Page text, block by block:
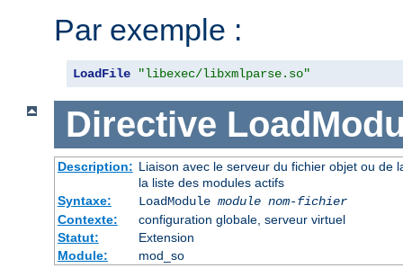
Par exemple :
LoadFile "libexec/libxmlparse.so"
Directive
Description: Liaison avec le serveur du fichier objet ou de
la liste des modules actifs
Syntaxe:
LoadModule module nom-fichier
Contexte:
configuration globale, serveur virtuel
Statut:
Extension
Module:
mod_so